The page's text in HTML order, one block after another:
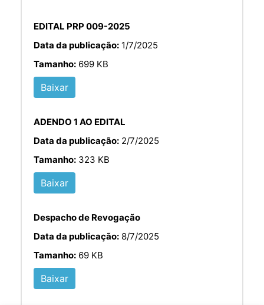
EDITAL PRP 009-2025
Data da publicação: 1/7/2025
Tamanho: 699 KB
Baixar
ADENDO 1 AO EDITAL
Data da publicação: 2/7/2025
Tamanho: 323 KB
Baixar
Despacho de Revogação
Data da publicação: 8/7/2025
Tamanho: 69 KB
Baixar